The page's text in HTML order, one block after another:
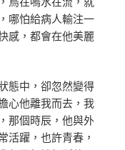
哪怕給病人輸注一
感，都會在他美麗
態中，卻忽然變得
心他離我而去，我
那個時辰，他與外
活躍，也許青春，